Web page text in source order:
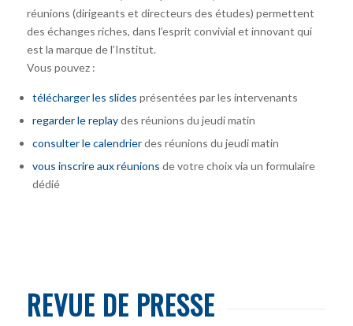
réunions (dirigeants et directeurs des études) permettent
des échanges riches, dans l’esprit convivial et innovant qui
est la marque de l’Institut.
Vous pouvez :
télécharger les slides présentées par les intervenants
regarder le replaydes réunions du jeudi matin
consulter le calendrierdes réunions du jeudi matin
vous inscrire aux réunions de votre choix via un formulaire
dédié
REVUE DE PRESSE